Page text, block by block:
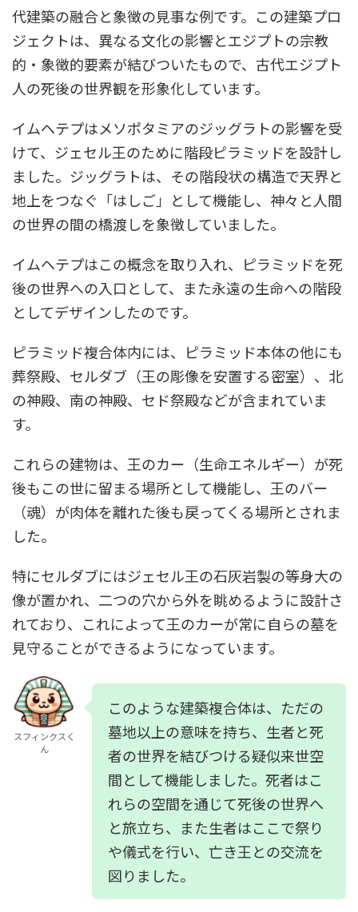
代建築の融合と象徴の見事な例です。この建築プロ
ジェクトは、異なる文化の影響とエジプトの宗教
的・象徴的要素が結びついたもので、古代エジプト
人の死後の世界観を形象化しています。
イムヘテプはメソポタミアのジッグラトの影響を受
けて、ジェセル王のために階段ピラミッドを設計し
ました。ジッグラトは、その階段状の構造で天界と
地上をつなぐ「はしご」として機能し、神々と人間
の世界の間の橋渡しを象徴していました。
イムヘテプはこの概念を取り入れ、ピラミッドを死
後の世界への入口として、また永遠の生命への階段
としてデザインしたのです。
ピラミッド複合体内には、ピラミッド本体の他にも
葬祭殿、セルダブ（王の彫像を安置する密室）、北
の神殿、南の神殿、セド祭殿などが含まれていま
す。
これらの建物は、王のカー（生命エネルギー）が死
後もこの世に留まる場所として機能し、王のバー
（魂）が肉体を離れた後も戻ってくる場所とされま
した。
特にセルダブにはジェセル王の石灰岩製の等身大の
像が置かれ、二つの穴から外を眺めるように設計さ
れており、これによって王のカーが常に自らの墓を
見守ることができるようになっています。
スフィンクスく
ん
このような建築複合体は、ただの
墓地以上の意味を持ち、生者と死
者の世界を結びつける疑似来世空
間として機能しました。死者はこ
れらの空間を通じて死後の世界へ
と旅立ち、また生者はここで祭り
や儀式を行い、亡き王との交流を
図りました。